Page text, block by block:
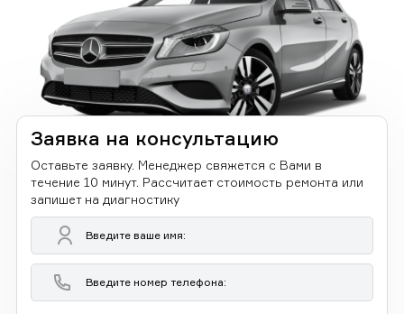
Заявка на консультацию
Оставьте заявку. Менеджер свяжется с Вами в
течение 10 минут. Рассчитает стоимость ремонта или
запишет на диагностику